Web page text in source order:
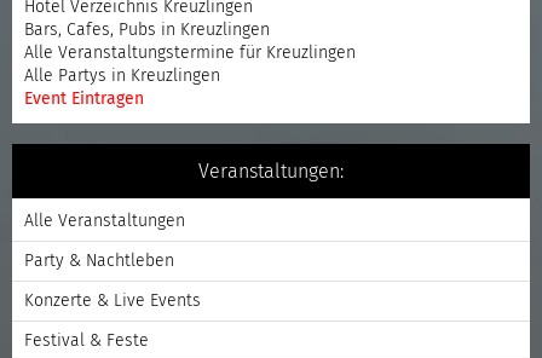
Hotel Verzeichnis Kreuzlingen
Bars, Cafes, Pubs in Kreuzlingen
Alle Veranstaltungstermine für Kreuzlingen
Alle Partys in Kreuzlingen
Event Eintragen
Veranstaltungen:
Alle Veranstaltungen
Party & Nachtleben
Konzerte & Live Events
Festival & Feste